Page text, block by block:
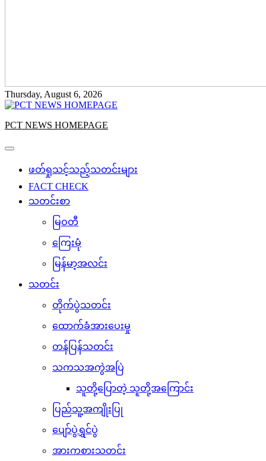
Thursday, August 6, 2026
PCT NEWS HOMEPAGE
ဖတ်ရှုသင့်သည့်သတင်းများ
FACT CHECK
သတင်းစာ
မြဝတီ
ကြေးမုံ
မြန်မာ့အလင်း
သတင်း
တိုက်ပွဲသတင်း
ထောက်ခံအားပေးမှု
တန်ပြန်သတင်း
သကသအကွဲအပြဲ
သူတို့ပြောတဲ့ သူတို့အကြောင်း
ပြည်သူ့အကျိုးပြု
ပျော်ပွဲရွှင်ပွဲ
အားကစားသတင်း